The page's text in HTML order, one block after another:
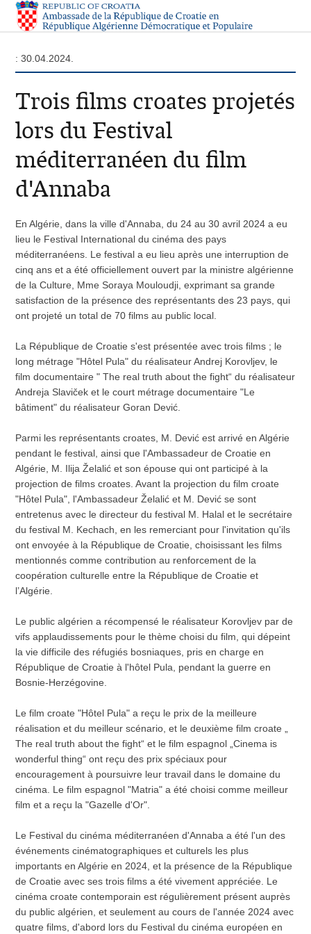
: 30.04.2024.
Trois films croates projetés
lors du Festival
méditerranéen du film
d'Annaba
En Algérie, dans la ville d'Annaba, du 24 au 30 avril 2024 a eu
lieu le Festival International du cinéma des pays
méditerranéens. Le festival a eu lieu après une interruption de
cinq ans et a été officiellement ouvert par la ministre algérienne
de la Culture, Mme Soraya Mouloudji, exprimant sa grande
satisfaction de la présence des représentants des 23 pays, qui
ont projeté un total de 70 films au public local.
La République de Croatie s'est présentée avec trois films ; le
long métrage "Hôtel Pula" du réalisateur Andrej Korovljev, le
film documentaire " The real truth about the fight“ du réalisateur
Andreja Slaviček et le court métrage documentaire "Le
bâtiment" du réalisateur Goran Dević.
Parmi les représentants croates, M. Dević est arrivé en Algérie
pendant le festival, ainsi que l'Ambassadeur de Croatie en
Algérie, M. Ilija Želalić et son épouse qui ont participé à la
projection de films croates. Avant la projection du film croate
"Hôtel Pula", l'Ambassadeur Želalić et M. Dević se sont
entretenus avec le directeur du festival M. Halal et le secrétaire
du festival M. Kechach, en les remerciant pour l'invitation qu'ils
ont envoyée à la République de Croatie, choisissant les films
mentionnés comme contribution au renforcement de la
coopération culturelle entre la République de Croatie et
l’Algérie.
Le public algérien a récompensé le réalisateur Korovljev par de
vifs applaudissements pour le thème choisi du film, qui dépeint
la vie difficile des réfugiés bosniaques, pris en charge en
République de Croatie à l'hôtel Pula, pendant la guerre en
Bosnie-Herzégovine.
Le film croate "Hôtel Pula" a reçu le prix de la meilleure
réalisation et du meilleur scénario, et le deuxième film croate „
The real truth about the fight“ et le film espagnol „Cinema is
wonderful thing“ ont reçu des prix spéciaux pour
encouragement à poursuivre leur travail dans le domaine du
cinéma. Le film espagnol "Matria" a été choisi comme meilleur
film et a reçu la "Gazelle d'Or".
Le Festival du cinéma méditerranéen d'Annaba a été l'un des
événements cinématographiques et culturels les plus
importants en Algérie en 2024, et la présence de la République
de Croatie avec ses trois films a été vivement appréciée. Le
cinéma croate contemporain est régulièrement présent auprès
du public algérien, et seulement au cours de l'année 2024 avec
quatre films, d'abord lors du Festival du cinéma européen en